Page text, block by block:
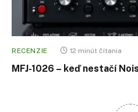
RECENZIE 12 minút čítania
MFJ-1026 – keď nestačí